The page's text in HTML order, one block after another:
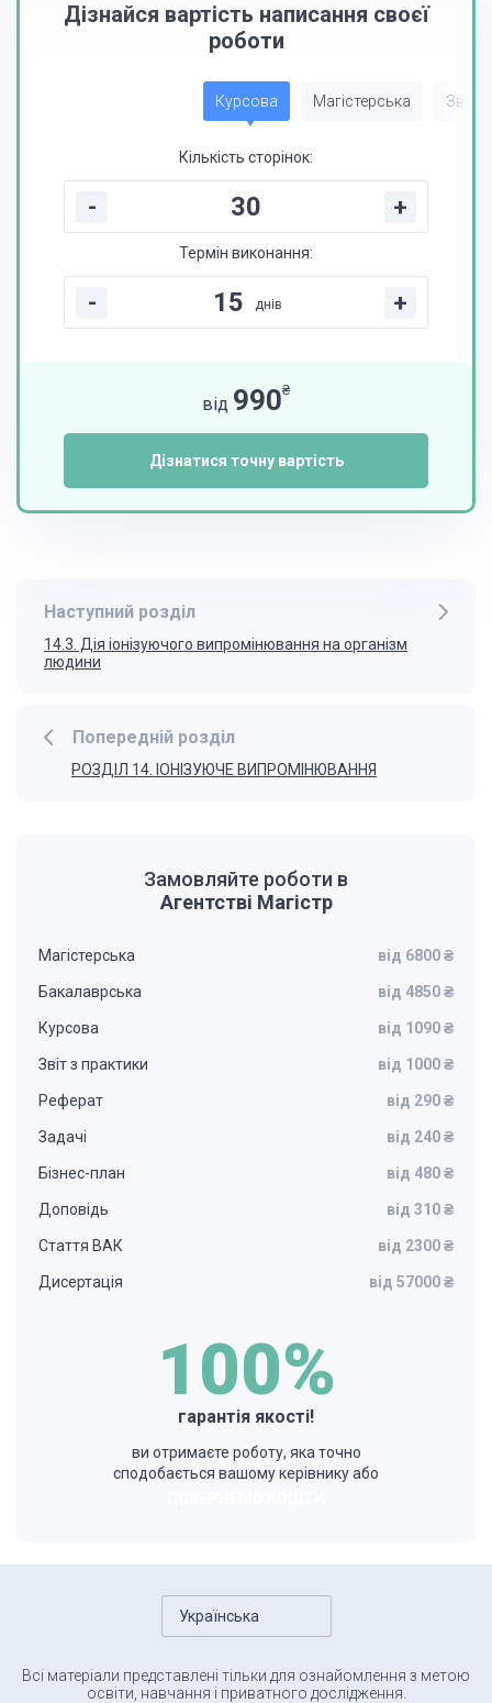
Дізнайся вартість написання своєї
роботи
Курсова Магістерська Звіт
Кількість сторінок:
- +
Термін виконання:
- днів +
від 990₴
Дізнатися точну вартість
Попередній розділ
РОЗДІЛ 14. ІОНІЗУЮЧЕ ВИПРОМІНЮВАННЯ
Наступний розділ
14.3. Дія іонізуючого випромінювання на організм
людини
Замовляйте роботи в
Агентстві Магістр
Магістерська від 6800 ₴
Бакалаврська від 4850 ₴
Курсова від 1090 ₴
Звіт з практики від 1000 ₴
Реферат від 290 ₴
Задачі від 240 ₴
Бізнес-план від 480 ₴
Доповідь від 310 ₴
Стаття ВАК від 2300 ₴
Дисертація від 57000 ₴
100%
гарантія якості!
ви отримаєте роботу, яка точно
сподобається вашому керівнику або
Українська
Всі матеріали представлені тільки для ознайомлення з метою
освіти, навчання і приватного дослідження.